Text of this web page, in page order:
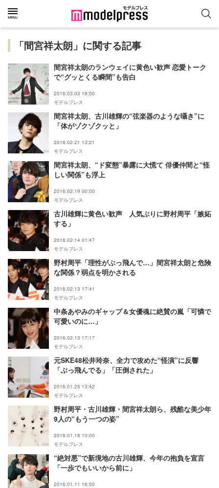
「間宮祥太朗」に関する記事
間宮祥太朗のランウェイに黄色い歓声 恋愛トーク
で“グッとくる瞬間”も告白
2016.03.03 18:50
モデルプレス
間宮祥太朗、古川雄輝の“弦楽器のような囁き”に
「体がゾクゾクッと」
2016.02.21 13:21
モデルプレス
間宮祥太朗、“ド変態”暴露に大慌て 俳優仲間と“怪
しい関係”も浮上
2016.02.19 00:00
モデルプレス
古川雄輝に黄色い歓声 人気ぶりに野村周平「嫉妬
する」
2016.02.14 01:47
モデルプレス
野村周平「理性がぶっ飛んで…」間宮祥太朗と危険
な関係？弱点を明かされる
2016.02.13 17:41
モデルプレス
中条あやみのギャップ＆女優魂に絶賛の嵐「可憐で
可愛いのに…」
2016.02.13 17:17
モデルプレス
元SKE48松井玲奈、全力で攻めた“怪演”に反響
「ぶっ飛んでる」「圧倒された」
2016.01.25 13:42
モデルプレス
野村周平・古川雄輝・間宮祥太朗ら、残酷な美少年
9人の“もう一つの姿”
2016.01.18 10:00
モデルプレス
“絶対悪”で新境地の古川雄輝、今年の抱負を宣言
「一歩でもいいから前に」
2016.01.11 16:50